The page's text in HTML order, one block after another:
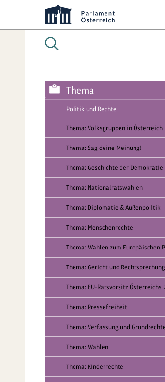
Thema
Politik und Rechte
Thema: Volksgruppen in Österreich
Thema: Sag deine Meinung!
Thema: Geschichte der Demokratie
Thema: Nationalratswahlen
Thema: Diplomatie & Außenpolitik
Thema: Menschenrechte
Thema: Wahlen zum Europäischen
Thema: Gericht und Rechtsprechung
Thema: EU-Ratsvorsitz Österreichs
Thema: Pressefreiheit
Thema: Verfassung und Grundrechte
Thema: Wahlen
Thema: Kinderrechte